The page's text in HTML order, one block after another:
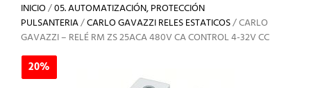
INICIO/05. AUTOMATIZACIÓN, PROTECCIÓN
PULSANTERIA/CARLO GAVAZZI RELES ESTATICOS/ CARLO
GAVAZZI – RELÉ RM ZS 25ACA 480V CA CONTROL 4-32V CC
20%
20%